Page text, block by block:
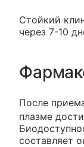
Стойкий
через 7-10
После
плазме
составляет